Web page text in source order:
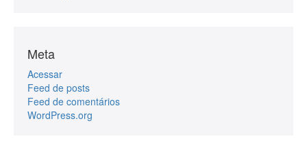
Meta
Acessar
Feed de posts
Feed de comentários
WordPress.org